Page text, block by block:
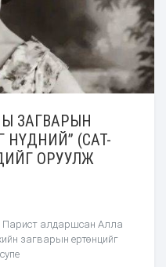
ЗАГВАРЫН
(CAT-
ОРУУЛЖ
Парист алдаршсан Алла
загварын ертөнцийг